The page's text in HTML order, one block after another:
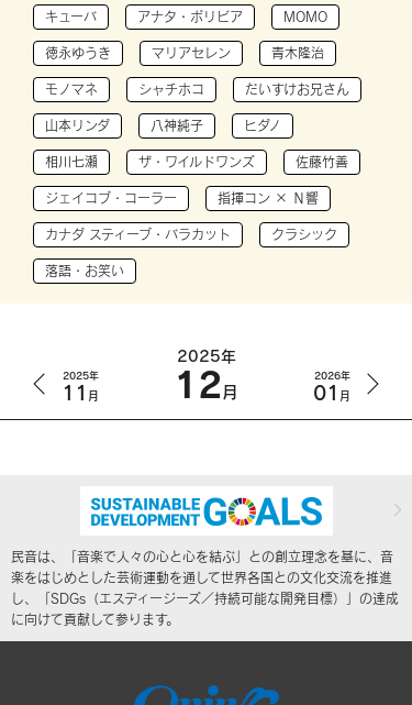
キューバ アナタ・ボリビア MOMO
徳永ゆうき マリアセレン 青木隆治
モノマネ シャチホコ だいすけお兄さん
山本リンダ 八神純子 ヒダノ
相川七瀬 ザ・ワイルドワンズ 佐藤竹善
ジェイコブ・コーラー 指揮コン × Ｎ響
カナダ スティーブ・バラカット クラシック
落語・お笑い
2025年
11 月
2025年
12月
2026年
01 月
民音は、「音楽で人々の心と心を結ぶ」との創立理念を基に、音
楽をはじめとした芸術運動を通して世界各国との文化交流を推進
し、「SDGs（エスディージーズ／持続可能な開発目標）」の達成
に向けて貢献して参ります。